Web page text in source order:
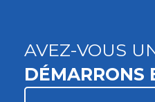
AVEZ-VOUS
DÉMARRONS